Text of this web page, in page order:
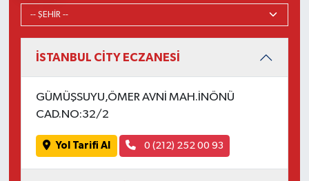
İSTANBUL CİTY ECZANESİ
GÜMÜŞSUYU,ÖMER AVNİ MAH.İNÖNÜ
CAD.NO:32/2
Yol Tarifi Al 0 (212) 252 00 93